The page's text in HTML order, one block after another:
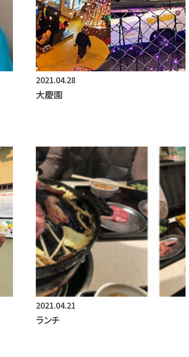
② 雇用・退職手続きを始めとする人事管理
③ 福利厚生、教育研修、安全衛生管理
取得した個人情報について上記以外の目的
ます。
【保有個人データの安全管理のために講じ
当社では個人情報保護法に基づき、保有個人デ
ています。
保護方針を策定しています。
(イ) 個人データの取扱いに係る規程の整備
取得・入力、利用・加工、保管・保存、移送・
理者・取扱者およびその任務等について個
個人データの安全管理、取扱状況の点検及
す。
(ウ) 組織的安全管理措置
個人データの取扱いに関する責任者・管理
従業員・役員および当該従業員・役員が取
扱規程に違反している事実または兆候を
備しています。また、就業規則等において
個人データの取扱状況を確認できる手段を
点検や監査を定期的に実施しています。
2021.04.28
大慶園
2021.04.21
ランチ